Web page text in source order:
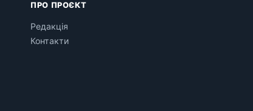
ПРО ПРОЄКТ
Редакція
Контакти